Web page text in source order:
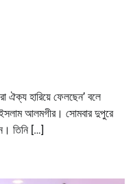
ঐক্য হারিয়ে ফেলছেন’ বলে
আলমগীর। সোমবার দুপুরে
তিনি […]